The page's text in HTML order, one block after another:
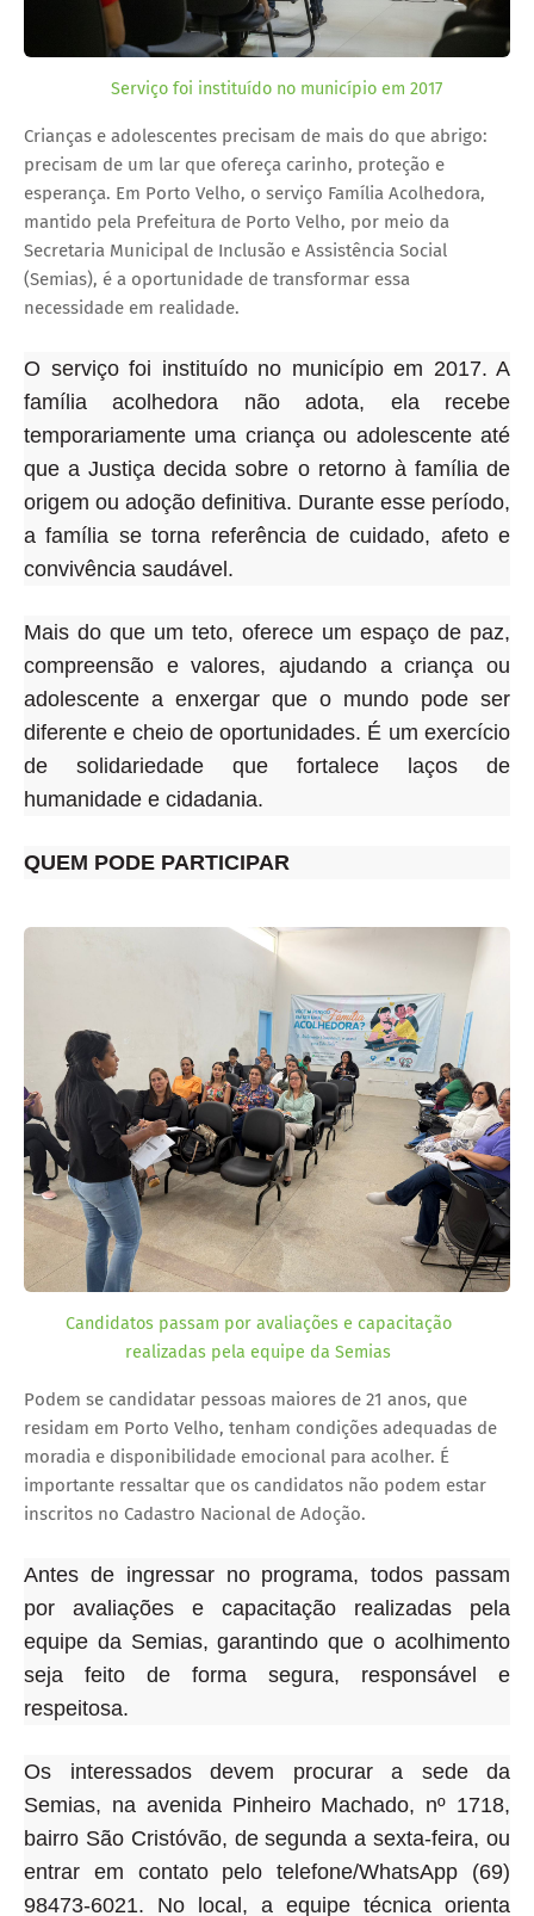
Serviço foi instituído no município em 2017
Crianças e adolescentes precisam de mais do que abrigo:
precisam de um lar que ofereça carinho, proteção e
esperança. Em Porto Velho, o serviço Família Acolhedora,
mantido pela Prefeitura de Porto Velho, por meio da
Secretaria Municipal de Inclusão e Assistência Social
(Semias), é a oportunidade de transformar essa
necessidade em realidade.
O serviço foi instituído no município em 2017. A
família acolhedora não adota, ela recebe
temporariamente uma criança ou adolescente até
que a Justiça decida sobre o retorno à família de
origem ou adoção definitiva. Durante esse período,
a família se torna referência de cuidado, afeto e
convivência saudável.
Mais do que um teto, oferece um espaço de paz,
compreensão e valores, ajudando a criança ou
adolescente a enxergar que o mundo pode ser
diferente e cheio de oportunidades. É um exercício
de solidariedade que fortalece laços de
humanidade e cidadania.
QUEM PODE PARTICIPAR
Candidatos passam por avaliações e capacitação
realizadas pela equipe da Semias
Podem se candidatar pessoas maiores de 21 anos, que
residam em Porto Velho, tenham condições adequadas de
moradia e disponibilidade emocional para acolher. É
importante ressaltar que os candidatos não podem estar
inscritos no Cadastro Nacional de Adoção.
Antes de ingressar no programa, todos passam
por avaliações e capacitação realizadas pela
equipe da Semias, garantindo que o acolhimento
seja feito de forma segura, responsável e
respeitosa.
Os interessados devem procurar a sede da
Semias, na avenida Pinheiro Machado, nº 1718,
bairro São Cristóvão, de segunda a sexta-feira, ou
entrar em contato pelo telefone/WhatsApp (69)
98473-6021. No local, a equipe técnica orienta